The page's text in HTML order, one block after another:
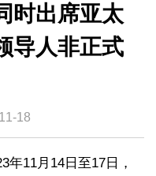
时出席亚太
导人非正式
18
年11月14日至17日，